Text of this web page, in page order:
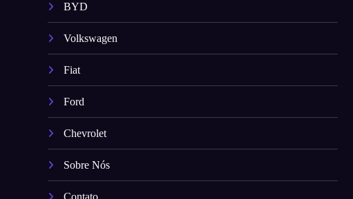
BYD
Volkswagen
Fiat
Ford
Chevrolet
Sobre Nós